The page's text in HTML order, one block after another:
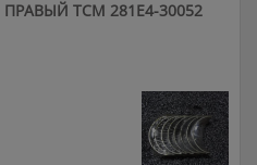
ТСМ 281E4-30052